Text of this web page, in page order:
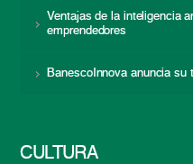
Ventajas de la inteligencia
emprendedores
BanescoInnova anuncia su
CULTURA